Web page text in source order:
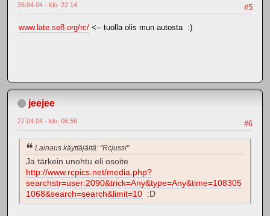
#5
26.04.04 - klo: 22.14
www.late.se8.org/rc/ <-- tuolla olis mun autosta :)
jeejee
#6
27.04.04 - klo: 06.56
Lainaus käyttäjältä: "Rcjussi"
Ja tärkein unohtu eli osoite
http://www.rcpics.net/media.php?
searchstr=user:2090&trick=Any&type=Any&time=108305
1068&search=search&limit=10 :D